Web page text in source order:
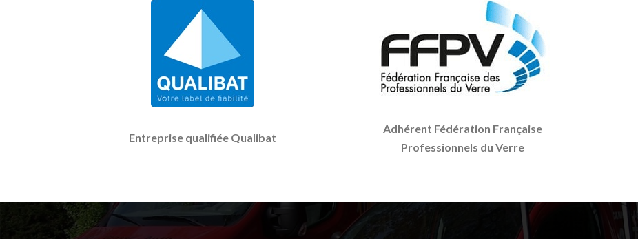
Entreprise qualifiée Qualibat
Adhérent Fédération Française
Professionnels du Verre